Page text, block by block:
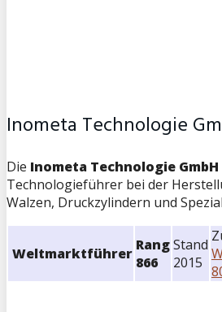
Inometa Technologie
Die Inometa Technologie GmbH
Technologieführer bei der
Walzen, Druckzylindern und
Weltmarktführer Rang
866
Stand
2015